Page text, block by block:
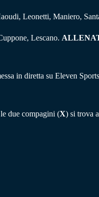
Leonetti, Maniero,
Lescano.
in diretta su Eleven
due compagini (X) si trova